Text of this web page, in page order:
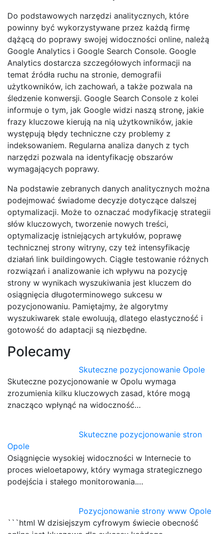
Do podstawowych narzędzi analitycznych, które
powinny być wykorzystywane przez każdą firmę
dążącą do poprawy swojej widoczności online, należą
Google Analytics i Google Search Console. Google
Analytics dostarcza szczegółowych informacji na
temat źródła ruchu na stronie, demografii
użytkowników, ich zachowań, a także pozwala na
śledzenie konwersji. Google Search Console z kolei
informuje o tym, jak Google widzi naszą stronę, jakie
frazy kluczowe kierują na nią użytkowników, jakie
występują błędy techniczne czy problemy z
indeksowaniem. Regularna analiza danych z tych
narzędzi pozwala na identyfikację obszarów
wymagających poprawy.
Na podstawie zebranych danych analitycznych można
podejmować świadome decyzje dotyczące dalszej
optymalizacji. Może to oznaczać modyfikację strategii
słów kluczowych, tworzenie nowych treści,
optymalizację istniejących artykułów, poprawę
technicznej strony witryny, czy też intensyfikację
działań link buildingowych. Ciągłe testowanie różnych
rozwiązań i analizowanie ich wpływu na pozycję
strony w wynikach wyszukiwania jest kluczem do
osiągnięcia długoterminowego sukcesu w
pozycjonowaniu. Pamiętajmy, że algorytmy
wyszukiwarek stale ewoluują, dlatego elastyczność i
gotowość do adaptacji są niezbędne.
Polecamy
Skuteczne pozycjonowanie Opole
Skuteczne pozycjonowanie w Opolu wymaga
zrozumienia kilku kluczowych zasad, które mogą
znacząco wpłynąć na widoczność…
Skuteczne pozycjonowanie stron
Opole
Osiągnięcie wysokiej widoczności w Internecie to
proces wieloetapowy, który wymaga strategicznego
podejścia i stałego monitorowania.…
Pozycjonowanie strony www Opole
```html W dzisiejszym cyfrowym świecie obecność